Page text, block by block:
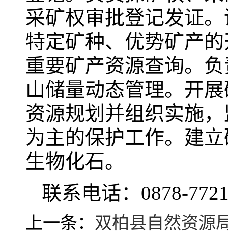
采矿权审批登记发证
特定矿种、优势矿产
重要矿产资源查询。
山储量动态管理。开
资源规划并组织实施
为主的保护工作。建
生物化石。
联系电话：0878-
上一条： 双柏县自然资源